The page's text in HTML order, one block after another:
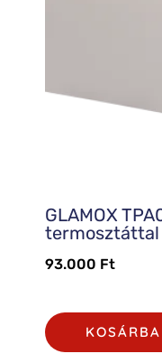
GLAMOX
termosztáttal
93.000 Ft